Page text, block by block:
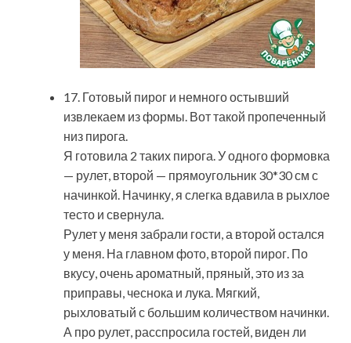
17. Готовый пирог и немного остывший
извлекаем из формы. Вот такой пропеченный
низ пирога.
Я готовила 2 таких пирога. У одного формовка
— рулет, второй — прямоугольник 30*30 см с
начинкой. Начинку, я слегка вдавила в рыхлое
тесто и свернула.
Рулет у меня забрали гости, а второй остался
у меня. На главном фото, второй пирог. По
вкусу, очень ароматный, пряный, это из за
приправы, чеснока и лука. Мягкий,
рыхловатый с большим количеством начинки.
А про рулет, расспросила гостей, виден ли